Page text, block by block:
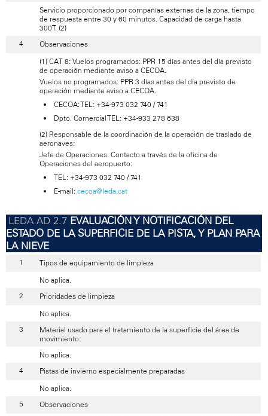
Servicio proporcionado por compañías externas de la zona, tiempo
de respuesta entre 30 y 60 minutos. Capacidad de carga hasta
300T. (2)
Observaciones
(1) CAT 8: Vuelos programados: PPR 15 días antes del día previsto
de operación mediante aviso a CECOA.
Vuelos no programados: PPR 3 días antes del día previsto de
operación mediante aviso a CECOA.
CECOA: TEL: +34-973 032 740 / 741
Dpto. Comercial TEL: +34-933 278 638
(2) Responsable de la coordinación de la operación de traslado de
aeronaves:
Jefe de Operaciones. Contacto a través de la oficina de
Operaciones del aeropuerto:
TEL: +34-973 032 740 / 741
E-mail: cecoa@leda.cat
EVALUACIÓN Y NOTIFICACIÓN DEL
ESTADO DE LA SUPERFICIE DE LA PISTA, Y PLAN PARA
LA NIEVE
Tipos de equipamiento de limpieza
No aplica.
Prioridades de limpieza
No aplica.
Material usado para el tratamiento de la superficie del área de
movimiento
No aplica.
Pistas de invierno especialmente preparadas
No aplica.
Observaciones